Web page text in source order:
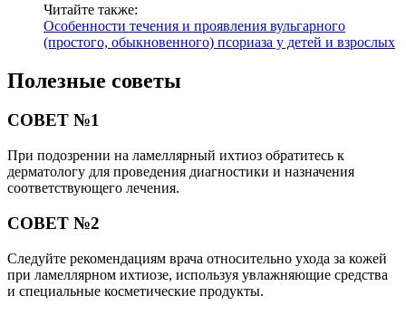
Читайте также:
Особенности течения и проявления вульгарного
(простого, обыкновенного) псориаза у детей и взрослых
Полезные советы
СОВЕТ №1
При подозрении на ламеллярный ихтиоз обратитесь к
дерматологу для проведения диагностики и назначения
соответствующего лечения.
СОВЕТ №2
Следуйте рекомендациям врача относительно ухода за кожей
при ламеллярном ихтиозе, используя увлажняющие средства
и специальные косметические продукты.